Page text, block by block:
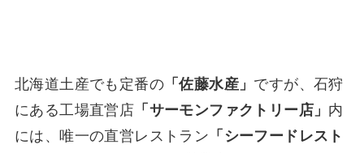
北海道土産でも定番の「佐藤水産」 ですが、石狩
にある工場直営店 「サーモンファクトリー店」 内
には、唯一の直営レストラン 「シーフードレスト